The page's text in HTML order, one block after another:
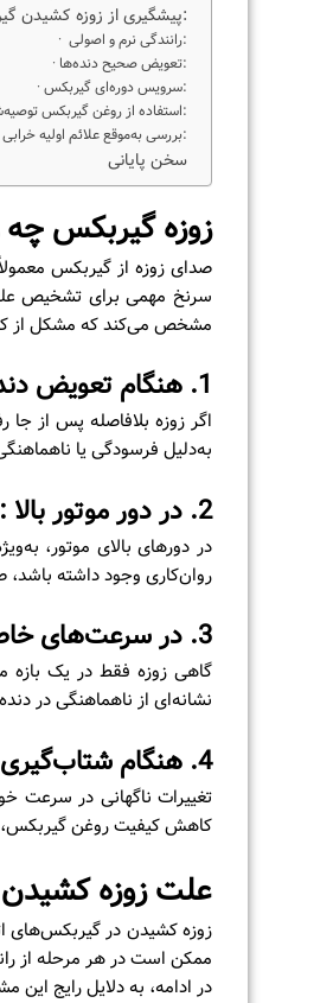
پیشگیری از زوزه کشیدن گیربکس:
· رانندگی نرم و اصولی:
· تعویض صحیح دنده‌ها:
· سرویس دوره‌ای گیربکس:
· استفاده از روغن گیربکس توصیه‌شده توسط کارخانه:
· بررسی به‌موقع علائم اولیه خرابی:
سخن پایانی
زوزه گیربکس
صدای زوزه از گیربکس
سرنخ مهمی برای تشخیص
مشخص می‌کند که مشکل از
1. هنگام تعویض
اگر زوزه بلافاصله پس از جا
به‌دلیل فرسودگی یا
2. در دور موتور بالا :
در دورهای بالای موتور،
روان‌کاری وجود داشته
3. در سرعت‌های
نشانه‌ای از ناهماهنگی در
4. هنگام
تغییرات ناگهانی در سرعت
کاهش کیفیت روغن
علت زوزه
زوزه کشیدن در گیربکس‌های
ممکن است در هر مرحله از
در ادامه، به دلایل رایج